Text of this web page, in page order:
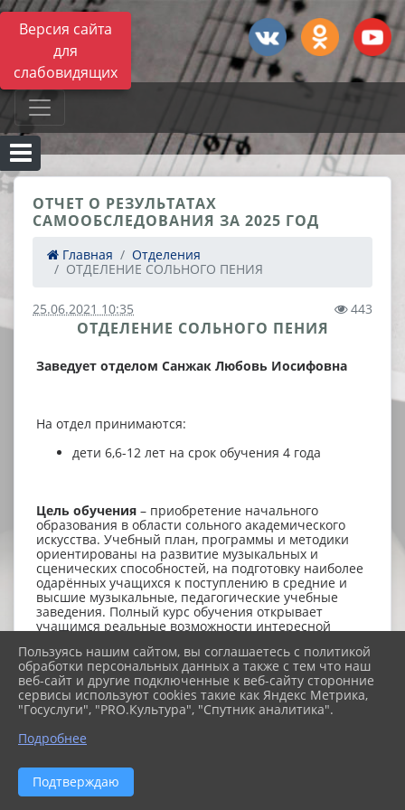
Версия сайта
для
слабовидящих
ОТЧЕТ О РЕЗУЛЬТАТАХ
САМООБСЛЕДОВАНИЯ ЗА 2025 ГОД
Главная
Отделения
ОТДЕЛЕНИЕ СОЛЬНОГО ПЕНИЯ
25.06.2021 10:35 443
ОТДЕЛЕНИЕ СОЛЬНОГО ПЕНИЯ
Заведует отделом Санжак Любовь Иосифовна
На отдел принимаются:
дети 6,6-12 лет на срок обучения 4 года
Цель обучения – приобретение начального
образования в области сольного академического
искусства. Учебный план, программы и методики
ориентированы на развитие музыкальных и
сценических способностей, на подготовку наиболее
одарённых учащихся к поступлению в средние и
высшие музыкальные, педагогические учебные
заведения. Полный курс обучения открывает
учащимся реальные возможности интересной
умений.
На сегодняшний день отделение осуществляет
обучение по следующим
направлениям:академическое пение
Преподаваемые предметы:
Индивидуальные занятия:
Пользуясь нашим сайтом, вы соглашаетесь с политикой
обработки персональных данных а также с тем что наш
веб-сайт и другие подключенные к веб-сайту сторонние
сервисы используют cookies такие как Яндекс Метрика,
"Госуслуги", "PRO.Культура", "Спутник аналитика".
Подробнее
Подтверждаю